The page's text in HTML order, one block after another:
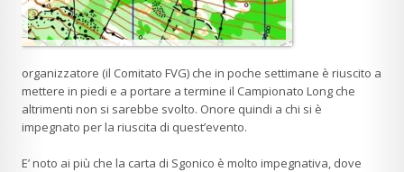
organizzatore (il Comitato FVG) che in poche settimane è riuscito a
mettere in piedi e a portare a termine il Campionato Long che
altrimenti non si sarebbe svolto. Onore quindi a chi si è
impegnato per la riuscita di quest’evento.
E’ noto ai più che la carta di Sgonico è molto impegnativa, dove